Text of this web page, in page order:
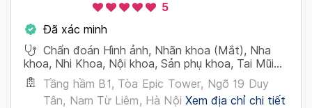
5
Đã xác minh
Chẩn đoán Hình ảnh, Nhãn khoa (Mắt), Nha
khoa, Nhi Khoa, Nội khoa, Sản phụ khoa, Tai Mũi
Họng
Tầng hầm B1, Tòa Epic Tower, Ngõ 19 Duy
Tân, Nam Từ Liêm, Hà Nội Xem địa chỉ chi tiết